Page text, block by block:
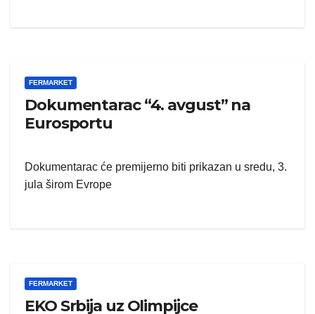
FERMARKET
Dokumentarac “4. avgust” na
Eurosportu
Dokumentarac će premijerno biti prikazan u sredu, 3.
jula širom Evrope
FERMARKET
EKO Srbija uz Olimpijce